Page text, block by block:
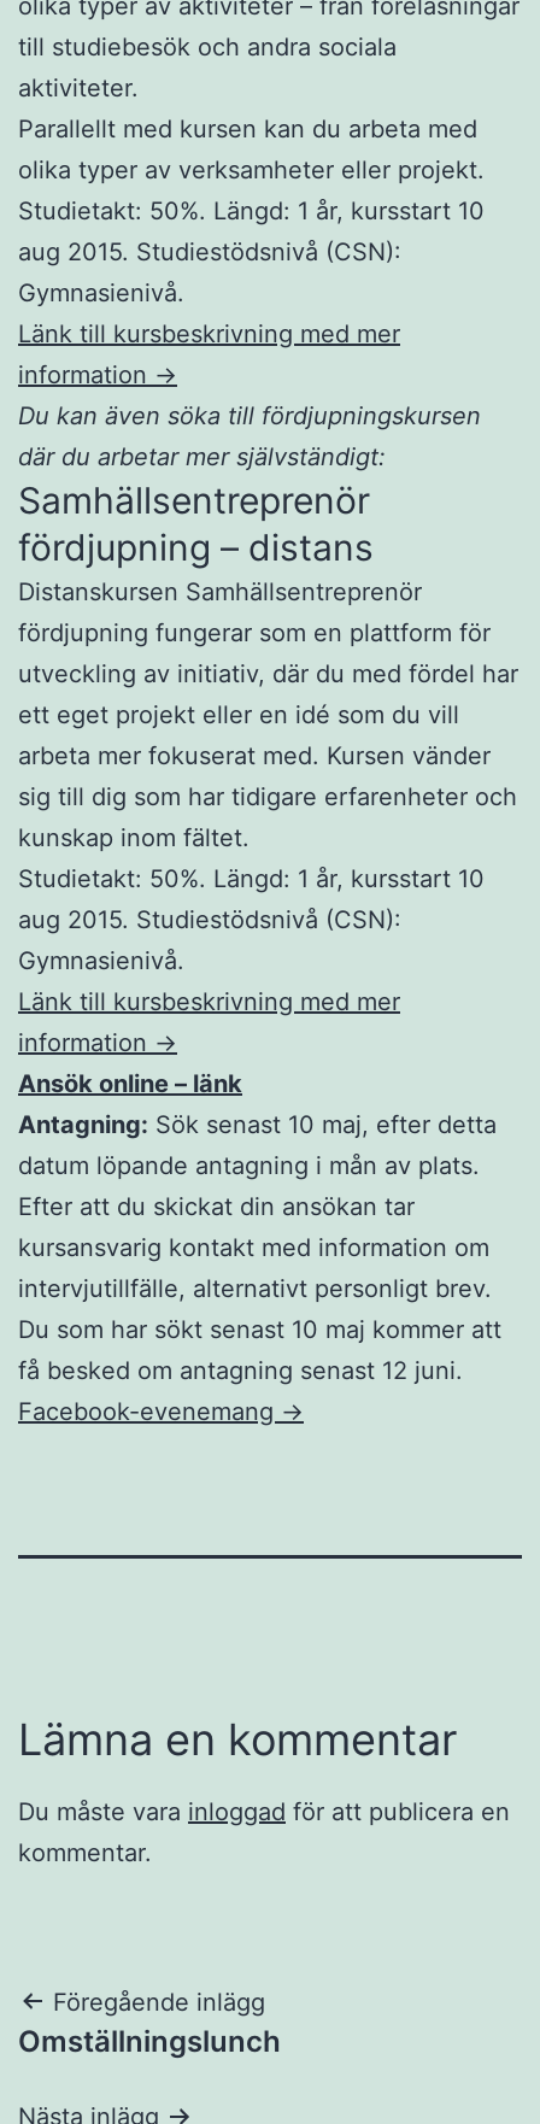
till studiebesök och andra sociala
aktiviteter.
Parallellt med kursen kan du arbeta med
olika typer av verksamheter eller projekt.
Studietakt: 50%. Längd: 1 år, kursstart 10
aug 2015. Studiestödsnivå (CSN):
Gymnasienivå.
Länk till kursbeskrivning med mer
information →
Du kan även söka till fördjupningskursen
där du arbetar mer självständigt:
Samhällsentreprenör
fördjupning – distans
Distanskursen Samhällsentreprenör
fördjupning fungerar som en plattform för
utveckling av initiativ, där du med fördel har
ett eget projekt eller en idé som du vill
arbeta mer fokuserat med. Kursen vänder
sig till dig som har tidigare erfarenheter och
kunskap inom fältet.
Studietakt: 50%. Längd: 1 år, kursstart 10
aug 2015. Studiestödsnivå (CSN):
Gymnasienivå.
Länk till kursbeskrivning med mer
information →
Ansök online – länk
Antagning: Sök senast 10 maj, efter detta
datum löpande antagning i mån av plats.
Efter att du skickat din ansökan tar
kursansvarig kontakt med information om
intervjutillfälle, alternativt personligt brev.
Du som har sökt senast 10 maj kommer att
få besked om antagning senast 12 juni.
Facebook-evenemang →
Lämna en kommentar
Du måste vara inloggad för att publicera en
kommentar.
Inläggsnavigering
Föregående inlägg
Omställningslunch
Nästa inlägg